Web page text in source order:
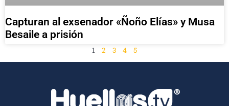
Capturan al exsenador «Ñoño Elías» y Musa
Besaile a prisión
1 2 3 4 5